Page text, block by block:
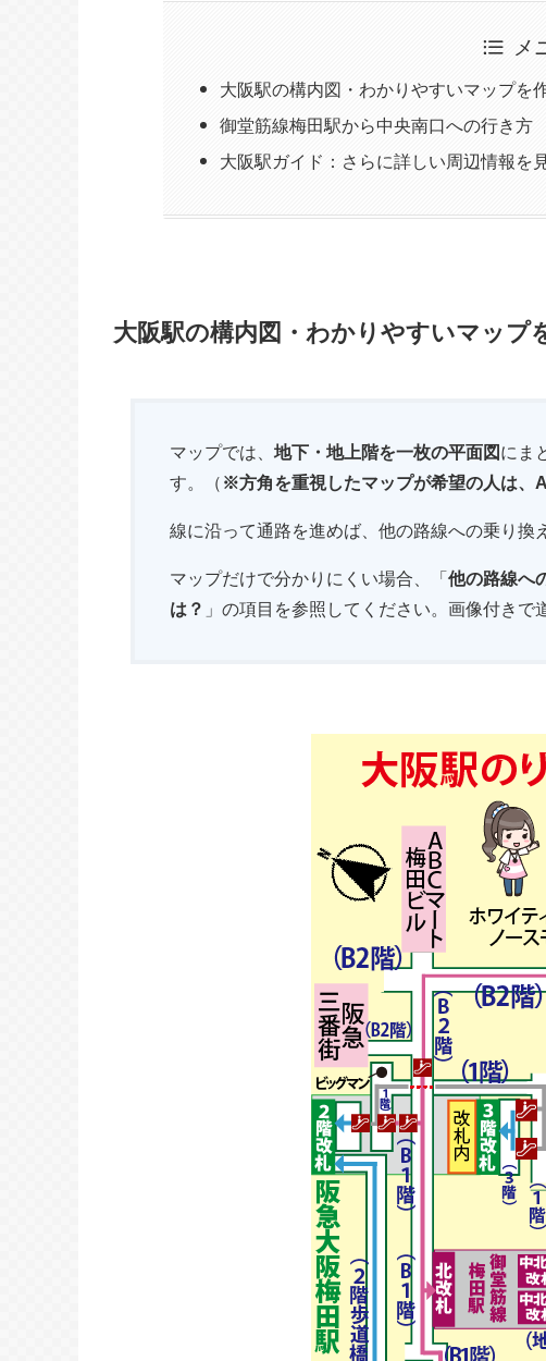
メ
大阪駅の構内図・わかりやすいマップを
御堂筋線梅田駅から中央南口への行き方
大阪駅ガイド：さらに詳しい周辺情報を
大阪駅の構内図・わかりやすいマップ
マップでは、 地下・地上階を一枚の平面図 にま
す。（ ※方角を重視したマップが希望の人は、
線に沿って通路を進めば、他の路線への乗り換
マップだけで分かりにくい場合、「 他の路線へ
は？ 」の項目を参照してください。画像付きで